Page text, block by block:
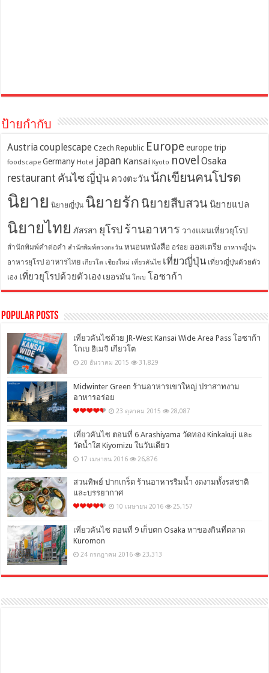
ป้ายกำกับ
Austriacouplescape Czech Republic Europe europe trip
foodscape Germany Hotel japan Kansai Kyoto novel Osaka
restaurant คันไซ ญี่ปุ่น ดวงตะวัน นักเขียนคนโปรด
นิยาย นิยายญี่ปุ่น นิยายรัก นิยายสืบสวน นิยายแปล
นิยายไทย ภัสรสา ยุโรป ร้านอาหาร วางแผนเที่ยวยุโรป
สำนักพิมพ์คำต่อคำ สำนักพิมพ์ดวงตะวัน หนอนหนังสือ อร่อย ออสเตรีย อาหารญี่ปุ่น
อาหารยุโรป อาหารไทย เกียวโต เชียงใหม่ เที่ยวคันไซ เที่ยวญี่ปุ่น เที่ยวญี่ปุ่นด้วยตัว
เอง เที่ยวยุโรปด้วยตัวเอง เยอรมัน โกเบ โอซาก้า
Popular Posts
เที่ยวคันไซด้วย JR-West Kansai Wide Area Pass โอซาก้า
โกเบ ฮิเมจิ เกียวโต
20 ธันวาคม 2015 31,829
Midwinter Green ร้านอาหารเขาใหญ่ ปราสาทงาม
อาหารอร่อย
23 ตุลาคม 2015 28,087
เที่ยวคันไซ ตอนที่ 6 Arashiyama วัดทอง Kinkakuji และ
วัดน้ำใส Kiyomizu ในวันเดียว
17 เมษายน 2016 26,876
สวนทิพย์ ปากเกร็ด ร้านอาหารริมน้ำ งดงามทั้งรสชาติ
และบรรยากาศ
10 เมษายน 2016 25,157
เที่ยวคันไซ ตอนที่ 9 เก็บตก Osaka หาของกินที่ตลาด
Kuromon
24 กรกฎาคม 2016 23,313